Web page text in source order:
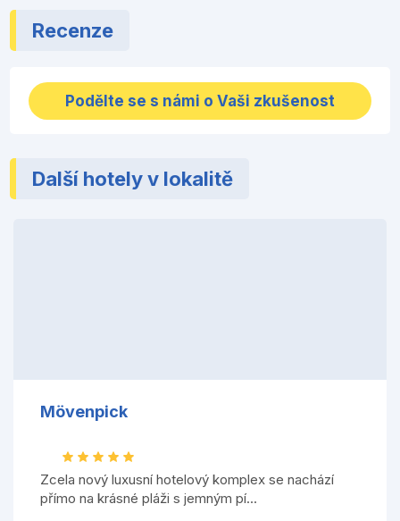
Recenze
Podělte se s námi o Vaši zkušenost
Další hotely v lokalitě
Mövenpick
Zcela nový luxusní hotelový komplex se nachází
přímo na krásné pláži s jemným pí...